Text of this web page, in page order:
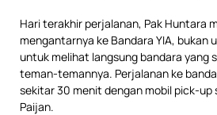
Hari terakhir perjalanan, Pak Huntara
mengantarnya ke Bandara YIA, bukan
untuk melihat langsung bandara yang
teman-temannya. Perjalanan ke
sekitar 30 menit dengan mobil pick-up
Paijan.